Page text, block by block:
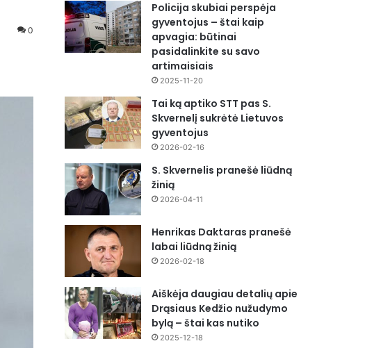
0
Policija skubiai perspėja
gyventojus – štai kaip
apvagia: būtinai
pasidalinkite su savo
artimaisiais
2025-11-20
Tai ką aptiko STT pas S.
Skvernelį sukrėtė Lietuvos
gyventojus
2026-02-16
S. Skvernelis pranešė liūdną
žinią
2026-04-11
Henrikas Daktaras pranešė
labai liūdną žinią
2026-02-18
Aiškėja daugiau detalių apie
Drąsiaus Kedžio nužudymo
bylą – štai kas nutiko
2025-12-18